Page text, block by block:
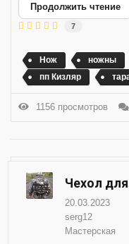
Продолжить чтение
7
Нож ножны
пп Кизляр
1156 просмотров
Чехол
20.03.2023
serg12
Мастерская